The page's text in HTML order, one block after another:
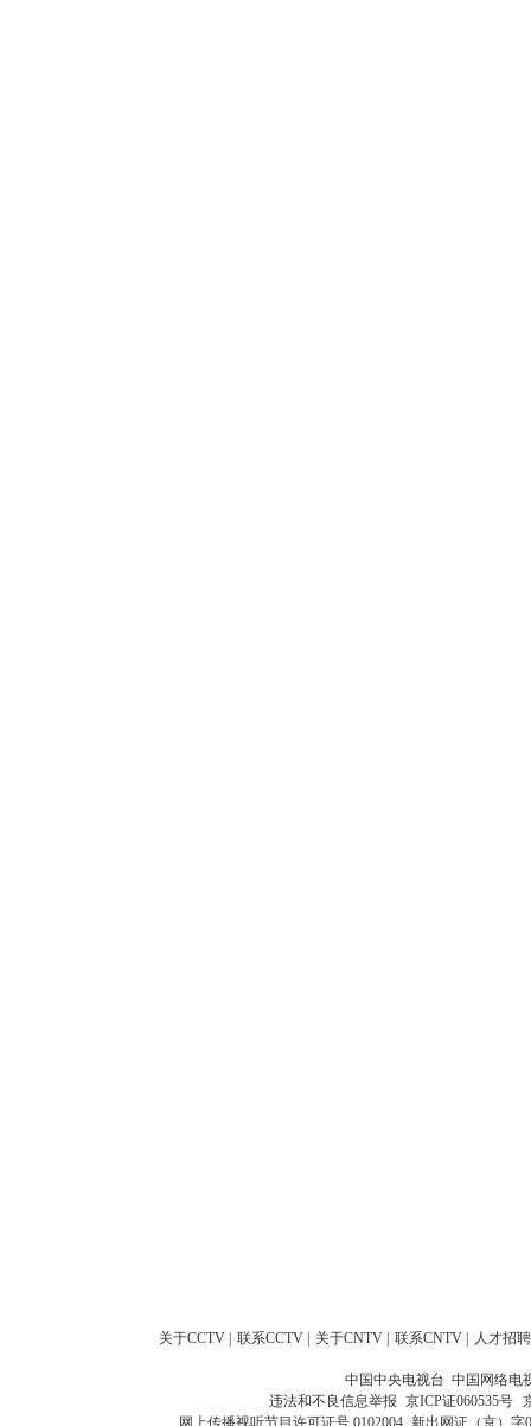
关于CCTV 联系CCTV 关于CNTV 联系CNTV 人才招聘
中国中央电视台 中国网络电
违法和不良信息举报 京ICP证060535号
网上传播视听节目许可证号 0102004 新出网证（京）